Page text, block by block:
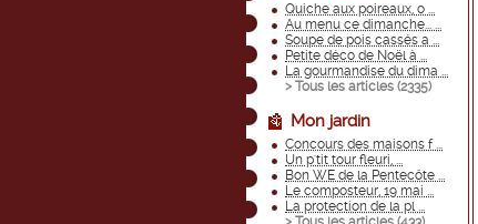
Quiche aux poireaux, o ...
Au menu ce dimanche... ...
Soupe de pois cassés a ...
Petite déco de Noël à ...
La gourmandise du dima ...
> Tous les articles (2335)
Mon jardin
Concours des maisons f ...
Un p'tit tour fleuri, ...
Bon WE de la Pentecôte ...
Le composteur, 19 mai ...
La protection de la pl ...